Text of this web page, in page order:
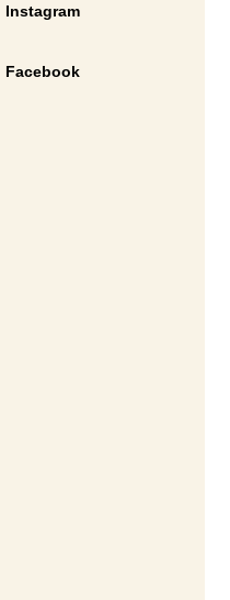
Instagram
別のウィンドウで開きます。
Facebook
別のウィンドウで開きます。